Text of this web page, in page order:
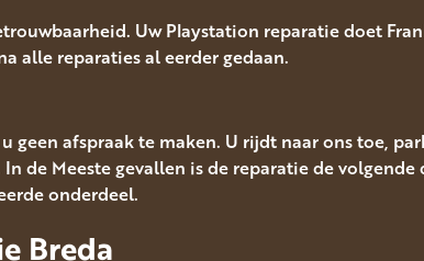
Uw Playstation reparatie doet
alle reparaties al eerder gedaan.
geen afspraak te maken. U rijdt naar ons toe,
de Meeste gevallen is de reparatie de volgende
onderdeel.
Breda